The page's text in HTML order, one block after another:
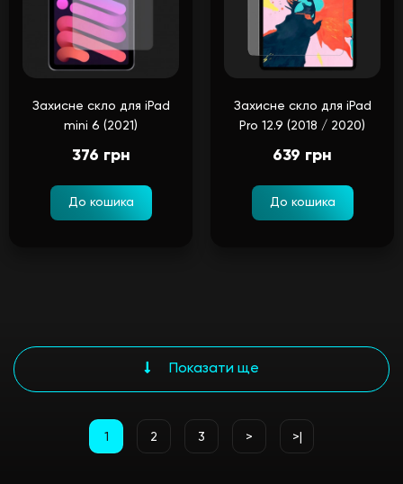
Захисне скло для iPad
mini 6 (2021)
376 грн
До кошика
Захисне скло для iPad
Pro 12.9 (2018 / 2020)
639 грн
До кошика
Показати ще
1 2 3 > >|